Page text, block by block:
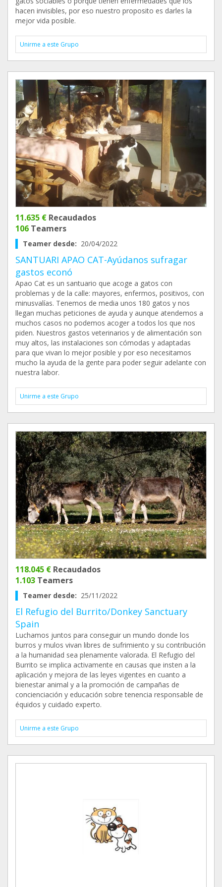
hacen invisibles, por eso nuestro proposito es darles la
mejor vida posible.
Unirme a este Grupo
11.635 € Recaudados
106 Teamers
Teamer desde: 20/04/2022
SANTUARI APAO CAT-Ayúdanos sufragar
gastos econó
Apao Cat es un santuario que acoge a gatos con
problemas y de la calle: mayores, enfermos, positivos, con
minusvalías. Tenemos de media unos 180 gatos y nos
llegan muchas peticiones de ayuda y aunque atendemos a
muchos casos no podemos acoger a todos los que nos
piden. Nuestros gastos veterinarios y de alimentación son
muy altos, las instalaciones son cómodas y adaptadas
para que vivan lo mejor posible y por eso necesitamos
mucho la ayuda de la gente para poder seguir adelante con
nuestra labor.
Unirme a este Grupo
118.045 € Recaudados
1.103 Teamers
Teamer desde: 25/11/2022
El Refugio del Burrito/Donkey Sanctuary
Spain
Luchamos juntos para conseguir un mundo donde los
burros y mulos vivan libres de sufrimiento y su contribución
a la humanidad sea plenamente valorada. El Refugio del
Burrito se implica activamente en causas que insten a la
aplicación y mejora de las leyes vigentes en cuanto a
bienestar animal y a la promoción de campañas de
concienciación y educación sobre tenencia responsable de
équidos y cuidado experto.
Unirme a este Grupo